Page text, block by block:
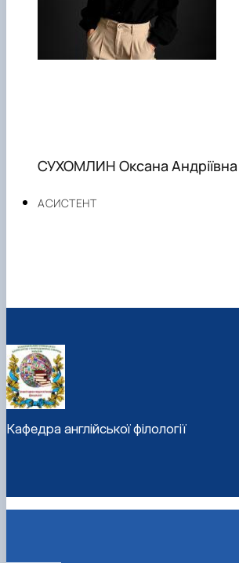
АСИСТЕНТ
СУХОМЛИН Оксана Андріївна
Кафедра англійської філології